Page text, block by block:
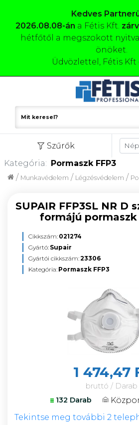
Kedves
2026.08.08-án a Fétis Kft.
hétfőtől a megszokott
önöket.
Üdvözlettel, Fétis Kft
Szűrők
Kategória: Pormaszk FFP3
/
Légzésvédelem
/
Munkavédelem
/
SUPAIR FFP3SL NR D
formájú pormaszk
Cikkszám: 021274
Gyártó: Supair
Gyártói cikkszám:23306
Kategória: Pormaszk FFP3
1 474,47
bruttó / Darab
132 Darab
Tekintse meg további 2